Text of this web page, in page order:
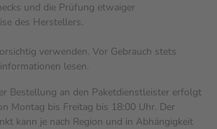
und die Prüfung etwaiger
des Herstellers.
verwenden. Vor Gebrauch stets
lesen.
Bestellung an den Paketdienstleister erfolgt
Montag bis Freitag bis 18:00 Uhr. Der
kann je nach Region und in Abhängigkeit